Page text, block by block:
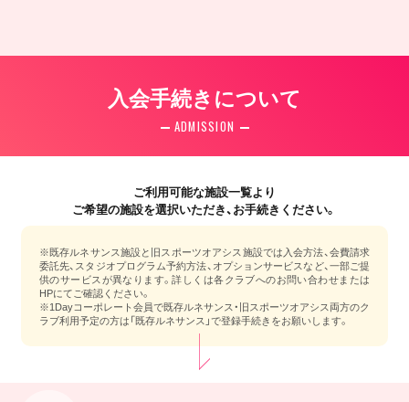
入会手続きについて
ADMISSION
ご利用可能な施設一覧より
ご希望の施設を選択いただき、お手続きください。
※既存ルネサンス施設と旧スポーツオアシス施設では入会方法、会費請求
委託先、スタジオプログラム予約方法、オプションサービスなど、一部ご提
供のサービスが異なります。詳しくは各クラブへのお問い合わせまたは
HPにてご確認ください。
※1Dayコーポレート会員で既存ルネサンス・旧スポーツオアシス両方のク
ラブ利用予定の方は「既存ルネサンス」で登録手続きをお願いします。